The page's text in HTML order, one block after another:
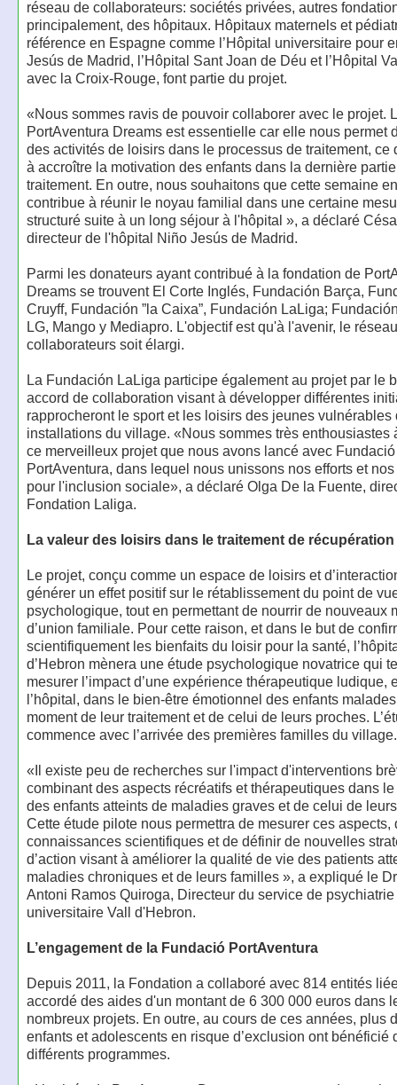
réseau de collaborateurs: sociétés privées, autres
principalement, des hôpitaux. Hôpitaux maternels et
référence en Espagne comme l’Hôpital universitaire pour
Jesús de Madrid, l’Hôpital Sant Joan de Déu et l’Hôpital
avec la Croix-Rouge, font partie du projet.
«Nous sommes ravis de pouvoir collaborer avec le projet.
PortAventura Dreams est essentielle car elle nous permet
des activités de loisirs dans le processus de traitement, ce
à accroître la motivation des enfants dans la dernière
traitement. En outre, nous souhaitons que cette semaine
contribue à réunir le noyau familial dans une certaine
structuré suite à un long séjour à l'hôpital », a déclaré
directeur de l'hôpital Niño Jesús de Madrid.
Parmi les donateurs ayant contribué à la fondation de
Dreams se trouvent El Corte Inglés, Fundación Barça,
Cruyff, Fundación ”la Caixa”, Fundación LaLiga;
LG, Mango y Mediapro. L'objectif est qu'à l'avenir, le
collaborateurs soit élargi.
La Fundación LaLiga participe également au projet par le
accord de collaboration visant à développer différentes
rapprocheront le sport et les loisirs des jeunes vulnérables
installations du village. «Nous sommes très enthousiastes
ce merveilleux projet que nous avons lancé avec Fundació
PortAventura, dans lequel nous unissons nos efforts et
pour l'inclusion sociale», a déclaré Olga De la Fuente,
Fondation Laliga.
La valeur des loisirs dans le traitement de récupération
Le projet, conçu comme un espace de loisirs et
générer un effet positif sur le rétablissement du point de
psychologique, tout en permettant de nourrir de nouveaux
d’union familiale. Pour cette raison, et dans le but de
scientifiquement les bienfaits du loisir pour la santé,
d’Hebron mènera une étude psychologique novatrice qui
mesurer l’impact d’une expérience thérapeutique ludique,
l’hôpital, dans le bien-être émotionnel des enfants
moment de leur traitement et de celui de leurs proches.
commence avec l’arrivée des premières familles du village.
«Il existe peu de recherches sur l'impact d'interventions
combinant des aspects récréatifs et thérapeutiques dans
des enfants atteints de maladies graves et de celui de
Cette étude pilote nous permettra de mesurer ces aspects,
connaissances scientifiques et de définir de nouvelles
d’action visant à améliorer la qualité de vie des patients
maladies chroniques et de leurs familles », a expliqué le
Antoni Ramos Quiroga, Directeur du service de
universitaire Vall d'Hebron.
L’engagement de la Fundació PortAventura
Depuis 2011, la Fondation a collaboré avec 814 entités
accordé des aides d'un montant de 6 300 000 euros dans
nombreux projets. En outre, au cours de ces années, plus
enfants et adolescents en risque d’exclusion ont bénéficié
différents programmes.